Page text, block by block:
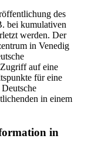
des
bei kumulativen
werden. Der
in Venedig
auf eine
für eine
in einem
in